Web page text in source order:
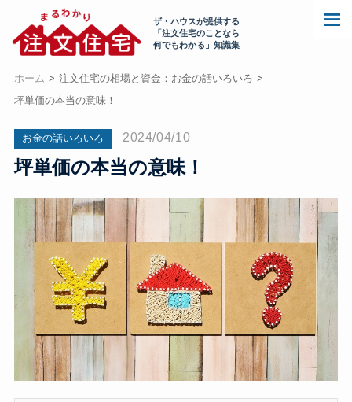
ザ・ハウスが提供する
「注文住宅のことなら
何でもわかる」知識集
ホーム
注文住宅の相場と資金：お金の話いろいろ
坪単価の本当の意味！
お金の話いろいろ 2024/04/10
坪単価の本当の意味！